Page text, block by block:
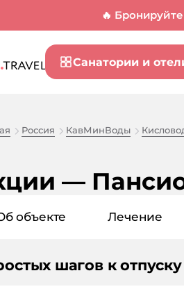
🔥
Санатории и
Россия КавМинВоды
—
объекте Лечение
шагов к